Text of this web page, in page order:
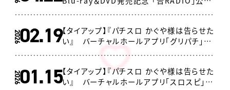
202602.19【タイアップ】『パチスロ かぐや様は告らせた
い』 バーチャルホールアプリ「グリパチ」で
202601.15【タイアップ】『パチスロ かぐや様は告らせた
い』 バーチャルホールアプリ「スロスピ」で